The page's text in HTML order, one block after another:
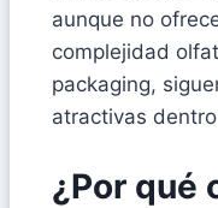
aunque no
complejidad
packaging,
atractivas
¿Por qué